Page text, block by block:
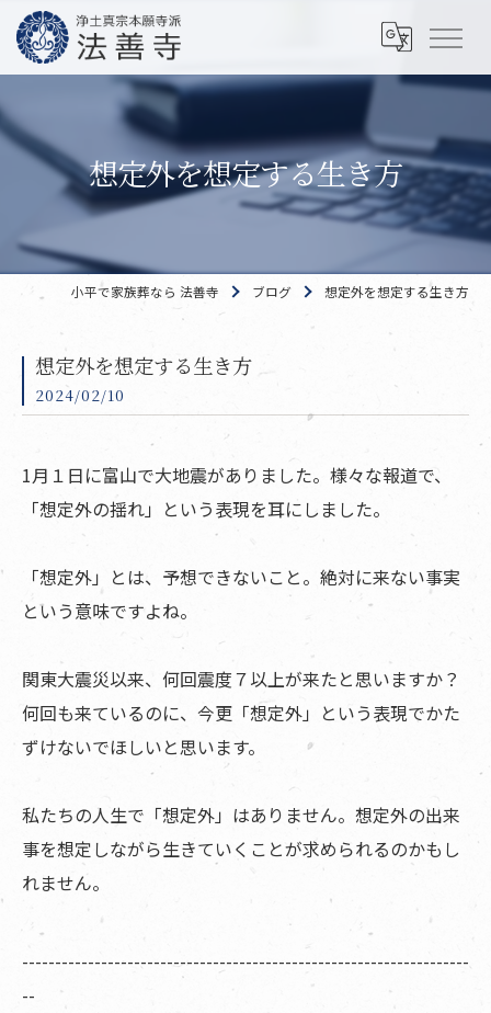
想定外を想定する生き方
小平で家族葬なら 法善寺 ブログ 想定外を想定する生き方
想定外を想定する生き方
2024/02/10
1月１日に富山で大地震がありました。様々な報道で、
「想定外の揺れ」という表現を耳にしました。
「想定外」とは、予想できないこと。絶対に来ない事実
という意味ですよね。
関東大震災以来、何回震度７以上が来たと思いますか？
何回も来ているのに、今更「想定外」という表現でかた
ずけないでほしいと思います。
私たちの人生で「想定外」はありません。想定外の出来
事を想定しながら生きていくことが求められるのかもし
れません。
--------------------------------------------------------------------
--